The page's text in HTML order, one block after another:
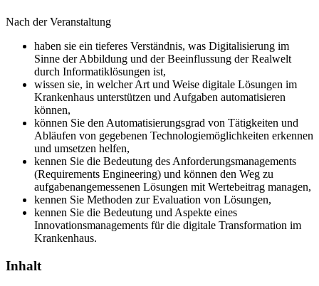
Nach der Veranstaltung
haben sie ein tieferes Verständnis, was Digitalisierung im
Sinne der Abbildung und der Beeinflussung der Realwelt
durch Informatiklösungen ist,
wissen sie, in welcher Art und Weise digitale Lösungen im
Krankenhaus unterstützen und Aufgaben automatisieren
können,
können Sie den Automatisierungsgrad von Tätigkeiten und
Abläufen von gegebenen Technologiemöglichkeiten erkennen
und umsetzen helfen,
kennen Sie die Bedeutung des Anforderungsmanagements
(Requirements Engineering) und können den Weg zu
aufgabenangemessenen Lösungen mit Wertebeitrag managen,
kennen Sie Methoden zur Evaluation von Lösungen,
kennen Sie die Bedeutung und Aspekte eines
Innovationsmanagements für die digitale Transformation im
Krankenhaus.
Inhalt